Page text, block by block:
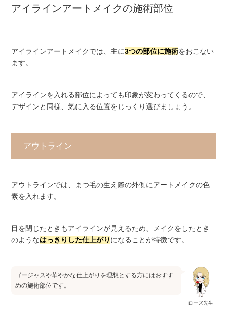
アイラインアートメイクの施術部位
アイラインアートメイクでは、主に3つの部位に施術をおこない
ます。
アイラインを入れる部位によっても印象が変わってくるので、
デザインと同様、気に入る位置をじっくり選びましょう。
アウトライン
アウトラインでは、まつ毛の生え際の外側にアートメイクの色
素を入れます。
目を閉じたときもアイラインが見えるため、メイクをしたとき
のようなはっきりした仕上がり になることが特徴です。
ローズ先生
ゴージャスや華やかな仕上がりを理想とする方にはおすす
めの施術部位です。